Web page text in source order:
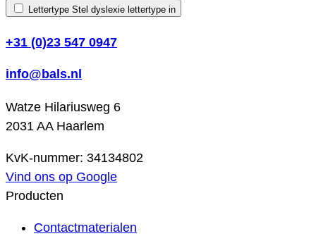
Lettertype Stel dyslexie lettertype in
+31 (0)23 547 0947
info@bals.nl
Watze Hilariusweg 6
2031 AA Haarlem
KvK-nummer: 34134802
Vind ons op Google
Producten
Contactmaterialen